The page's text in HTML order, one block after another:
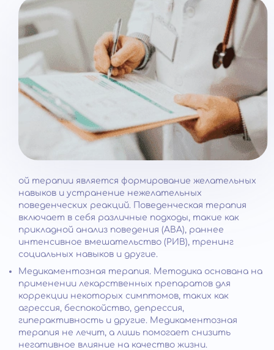
ой терапии является формирование желательных
навыков и устранение нежелательных
поведенческих реакций. Поведенческая терапия
включает в себя различные подходы, такие как
прикладной анализ поведения (АВА), раннее
интенсивное вмешательство (РИВ), тренинг
социальных навыков и другие.
Медикаментозная терапия. Методика основана на
применении лекарственных препаратов для
коррекции некоторых симптомов, таких как
агрессия, беспокойство, депрессия,
гиперактивность и другие. Медикаментозная
терапия не лечит, а лишь помогает снизить
негативное влияние на качество жизни.